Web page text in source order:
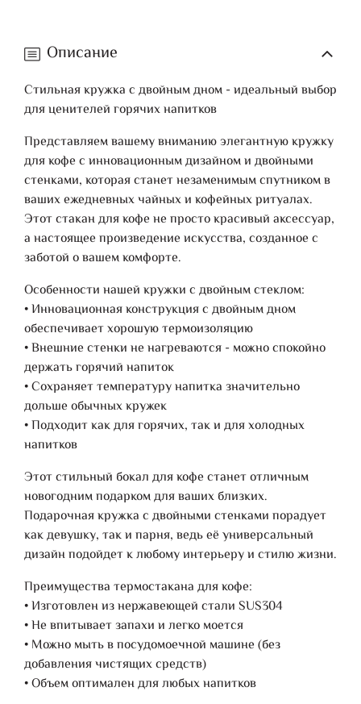
Описание
Стильная кружка с двойным дном - идеальный выбор
для ценителей горячих напитков
Представляем вашему вниманию элегантную кружку
для кофе с инновационным дизайном и двойными
стенками, которая станет незаменимым спутником в
ваших ежедневных чайных и кофейных ритуалах.
Этот стакан для кофе не просто красивый аксессуар,
а настоящее произведение искусства, созданное с
заботой о вашем комфорте.
Особенности нашей кружки с двойным стеклом:
• Инновационная конструкция с двойным дном
обеспечивает хорошую термоизоляцию
• Внешние стенки не нагреваются - можно спокойно
держать горячий напиток
• Сохраняет температуру напитка значительно
дольше обычных кружек
• Подходит как для горячих, так и для холодных
напитков
Этот стильный бокал для кофе станет отличным
новогодним подарком для ваших близких.
Подарочная кружка с двойными стенками порадует
как девушку, так и парня, ведь её универсальный
дизайн подойдет к любому интерьеру и стилю жизни.
Преимущества термостакана для кофе:
• Изготовлен из нержавеющей стали SUS304
• Не впитывает запахи и легко моется
• Можно мыть в посудомоечной машине (без
добавления чистящих средств)
• Объем оптимален для любых напитков